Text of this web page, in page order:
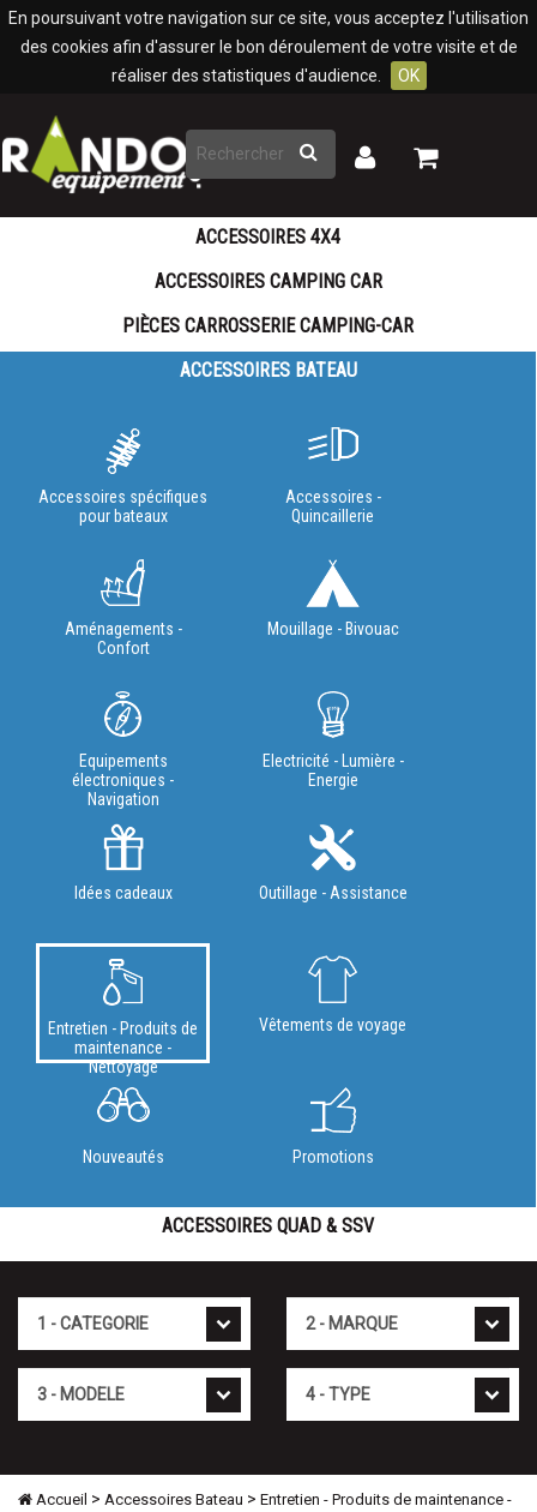
En poursuivant votre navigation sur ce site, vous acceptez l'utilisation
des cookies afin d'assurer le bon déroulement de votre visite et de
réaliser des statistiques d'audience.
OK
Rechercher
Mon
Mon
ACCESSOIRES 4X4
ACCESSOIRES CAMPING CAR
PIÈCES CARROSSERIE CAMPING-CAR
ACCESSOIRES BATEAU
Accessoires spécifiques
pour bateaux
Accessoires -
Quincaillerie
Aménagements -
Confort
Mouillage - Bivouac
Equipements
électroniques -
Navigation
Electricité - Lumière -
Energie
Idées cadeaux Outillage - Assistance
Entretien - Produits de
maintenance -
Nettoyage
Vêtements de voyage
Nouveautés Promotions
ACCESSOIRES QUAD & SSV
Accueil > Accessoires Bateau > Entretien - Produits de maintenance -
Panneau de gestion des cookies